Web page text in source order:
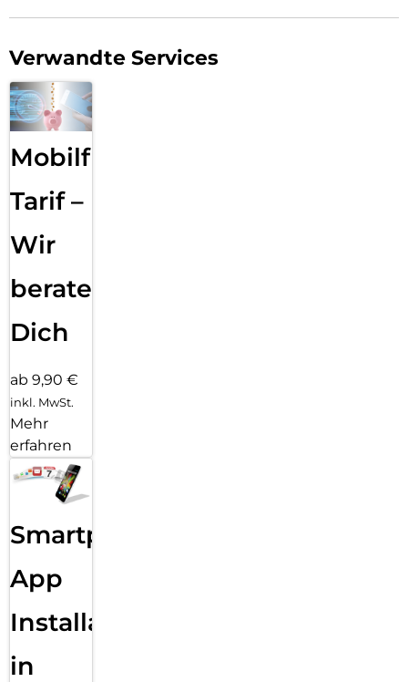
Verwandte Services
Mobilfunk
Tarif –
Wir
beraten
Dich
ab 9,90 €
inkl. MwSt.
Mehr
erfahren
Smartphone
App
Installation
in